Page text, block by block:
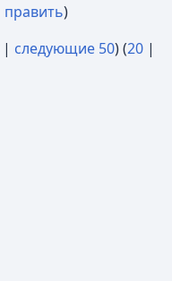
править)
| следующие 50) (20 |